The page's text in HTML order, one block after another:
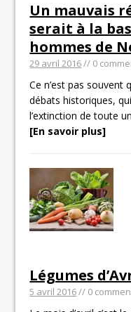
Un mauvais
serait à la
hommes de
29 avril 2016// 0
Ce n’est pas souvent
débats historiques,
l’extinction de toute
[En savoir plus]
Légumes
5 avril 2016// 0